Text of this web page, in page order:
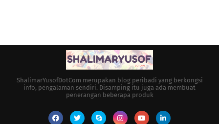
ShalimarYusofDotCom merupakan blog peribadi yang berkongsi
info, pengalaman sendiri. Disamping itu juga ada membuat
penerangan beberapa produk